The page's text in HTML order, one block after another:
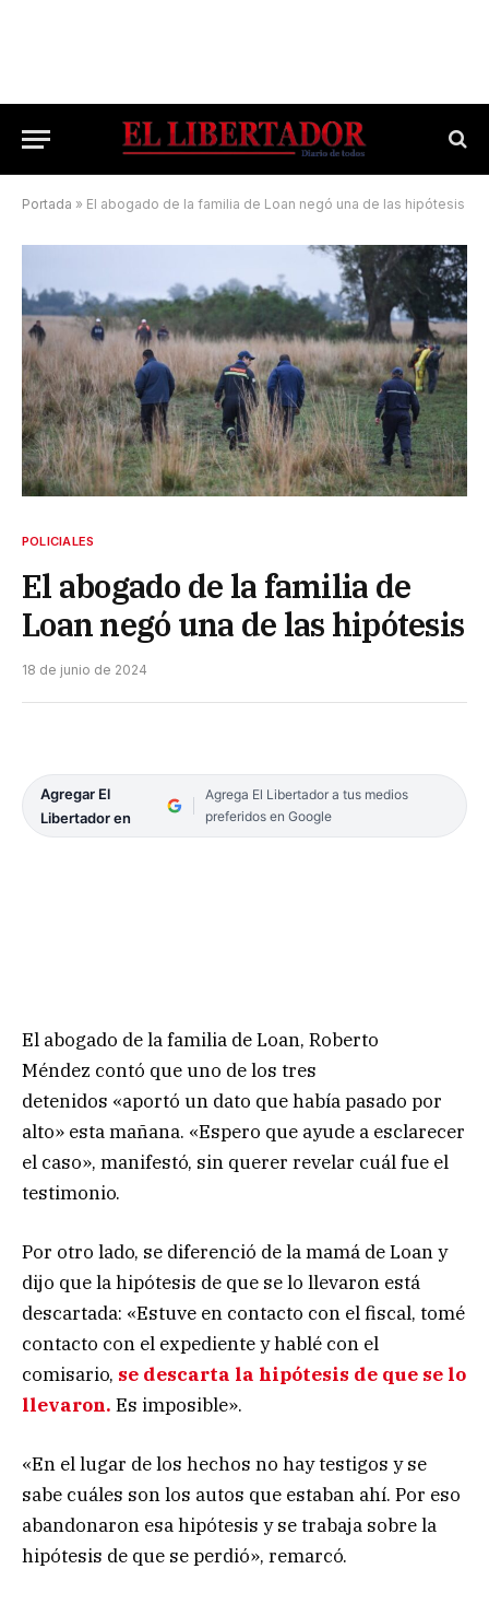
Portada » El abogado de la familia de Loan negó una de las hipótesis
POLICIALES
El abogado de la familia de
Loan negó una de las hipótesis
18 de junio de 2024
Agregar El
Libertador en
Agrega El Libertador a tus medios
preferidos en Google
El abogado de la familia de Loan, Roberto
Méndez contó que uno de los tres
detenidos «aportó un dato que había pasado por
alto» esta mañana. «Espero que ayude a esclarecer
el caso», manifestó, sin querer revelar cuál fue el
testimonio.
Por otro lado, se diferenció de la mamá de Loan y
dijo que la hipótesis de que se lo llevaron está
descartada: «Estuve en contacto con el fiscal, tomé
contacto con el expediente y hablé con el
comisario, se descarta la hipótesis de que se lo
llevaron. Es imposible».
«En el lugar de los hechos no hay testigos y se
sabe cuáles son los autos que estaban ahí. Por eso
abandonaron esa hipótesis y se trabaja sobre la
hipótesis de que se perdió», remarcó.